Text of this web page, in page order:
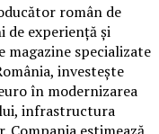
român de
de experiență și
magazine specializate
investește
în modernizarea
infrastructura